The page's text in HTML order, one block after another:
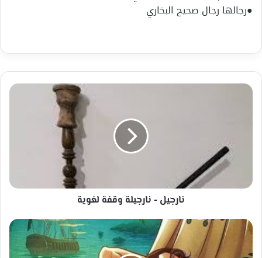
●رجالها رجال صحيح البخاري
نارجيل
نارجيل - نارجيلة وقفة لغوية
الصياد
العاشق